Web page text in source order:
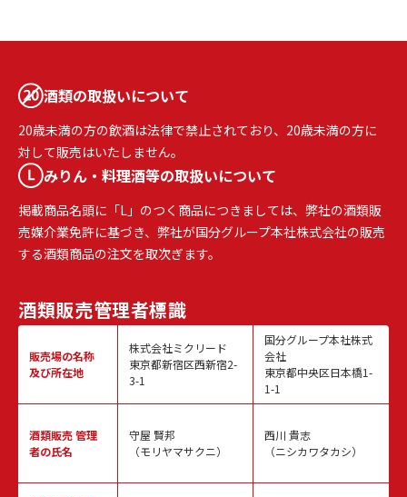
酒類の取扱いについて
20歳未満の方の飲酒は法律で禁止されており、20歳未満の方に
対して販売はいたしません。
みりん・料理酒等の取扱いについて
掲載商品名頭に「L」のつく商品につきましては、弊社の酒類販
売媒介業免許に基づき、弊社が国分グループ本社株式会社の販売
する酒類商品の注文を取次ぎます。
酒類販売管理者標識
販売場の名称
及び所在地
酒類販売管理
者の氏名
株式会社ミクリード
東京都新宿区西新宿2-
3-1
守屋 賢邦
（モリヤマサクニ）
国分グループ本社株式
会社
東京都中央区日本橋1-
1-1
西川 貴志
（ニシカワタカシ）